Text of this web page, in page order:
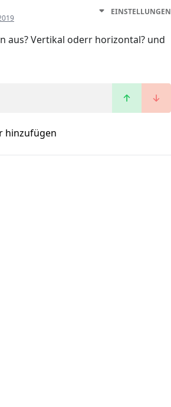
EINSTELLUNGEN
aus? Vertikal oderr horizontal? und
hinzufügen